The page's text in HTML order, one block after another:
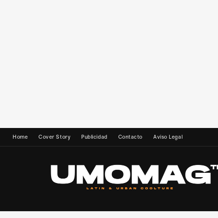
Home Cover Story Publicidad Contacto Aviso Legal